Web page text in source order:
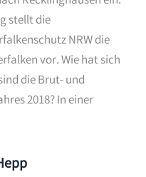
stellt die
NRW die
vor. Wie hat sich
die Brut- und
2018? In einer